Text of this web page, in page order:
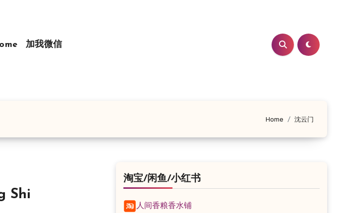
加我微信
Home 沈云门
Shi
淘宝/闲鱼/小红书
人间香粮香水铺